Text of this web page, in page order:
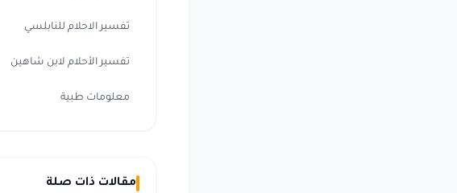
تفسير الاحلام للنابلسي
تفسير الأحلام لابن شاهين
معلومات طبية
مقالات ذات صلة